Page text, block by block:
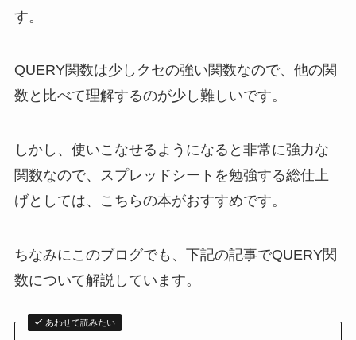
す。
QUERY関数は少しクセの強い関数なので、他の関
数と比べて理解するのが少し難しいです。
しかし、使いこなせるようになると非常に強力な
関数なので、スプレッドシートを勉強する総仕上
げとしては、こちらの本がおすすめです。
ちなみにこのブログでも、下記の記事でQUERY関
数について解説しています。
あわせて読みたい